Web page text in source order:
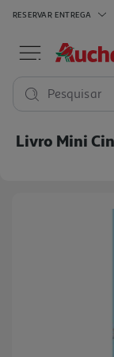
RESERVAR ENTREGA
Pesquisar
Livro Mini